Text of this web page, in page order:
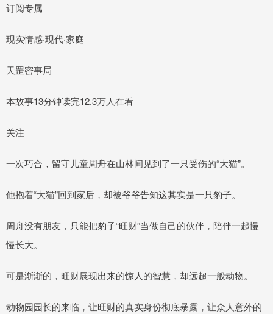
订阅专属
现实情感·现代·家庭
天罡密事局
本故事13分钟读完12.3万人在看
关注
一次巧合，留守儿童周舟在山林间见到了一只受伤的“大猫”。
他抱着“大猫”回到家后，却被爷爷告知这其实是一只豹子。
周舟没有朋友，只能把豹子“旺财”当做自己的伙伴，陪伴一起慢
慢长大。
可是渐渐的，旺财展现出来的惊人的智慧，却远超一般动物。
动物园园长的来临，让旺财的真实身份彻底暴露，让众人意外的